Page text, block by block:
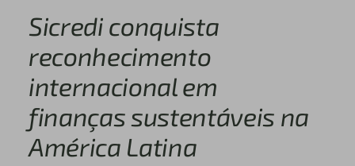
Sicredi conquista
reconhecimento
internacional em
finanças sustentáveis na
América Latina